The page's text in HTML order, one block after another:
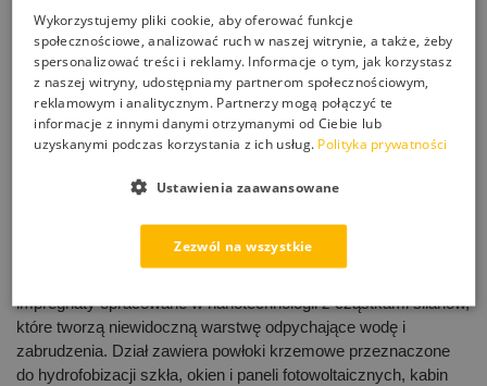
NANOBAUER GLASS nano
impregnat do ochrony szkła
okien i fasad szklanych
423,00zł – 8366,00zł
Wybierz opcje
NANOCAPE SOLAR powłoka
hydrofobowa do paneli
słonecznych
175,00zł
Dodaj do koszyka
Wyświetlanie wszystkich wyników: 8
impregnaty opracowane w nanotechnologii z cząstkami silanów,
które tworzą niewidoczną warstwę odpychające wodę i
zabrudzenia. Dział zawiera powłoki krzemowe przeznaczone
do hydrofobizacji szkła, okien i paneli fotowoltaicznych, kabin
Wykorzystujemy pliki cookie, aby oferować funkcje
społecznościowe, analizować ruch w naszej witrynie, a także, żeby
spersonalizować treści i reklamy. Informacje o tym, jak korzystasz
z naszej witryny, udostępniamy partnerom społecznościowym,
reklamowym i analitycznym. Partnerzy mogą połączyć te
informacje z innymi danymi otrzymanymi od Ciebie lub
uzyskanymi podczas korzystania z ich usług. Polityka prywatności
Zezwól na wszystkie
Ustawienia zaawansowane